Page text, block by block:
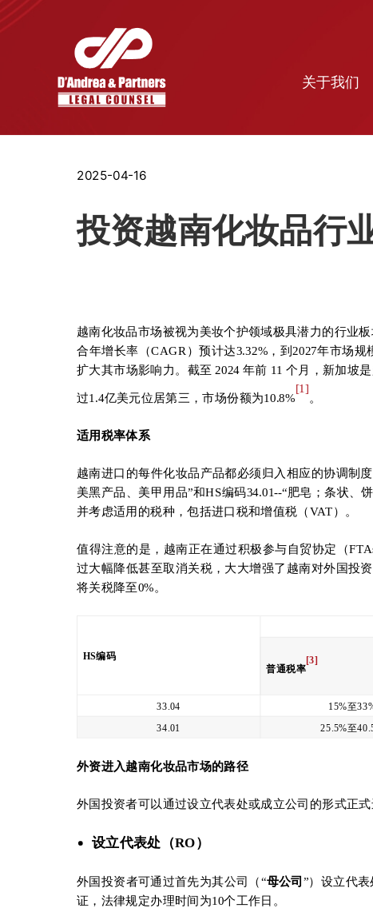
关于我们
2025-04-16
投资越南化妆品行
越南化妆品市场被视为美妆个护领域极具潜力的行业
合年增长率（CAGR）预计达3.32%，到2027年市场
扩大其市场影响力。截至 2024 年前 11 个月，新加坡
过1.4亿美元位居第三，市场份额为10.8%
[1]
。
适用税率体系
越南进口的每件化妆品产品都必须归入相应的协调制
美黑产品、美甲用品”和HS编码34.01--“肥皂；条状
并考虑适用的税种，包括进口税和增值税（VAT）。
值得注意的是，越南正在通过积极参与自贸协定（
过大幅降低甚至取消关税，大大增强了越南对外国投
将关税降至0%。
HS编码
普通税率
[3]
33.04 15%至
34.01
25.5%至
外资进入越南化妆品市场的路径
外国投资者可以通过设立代表处或成立公司的形式正
设立代表处（RO）
外国投资者可通过首先为其公司（“母公司 ”）设立代
证，法律规定办理时间为10个工作日。